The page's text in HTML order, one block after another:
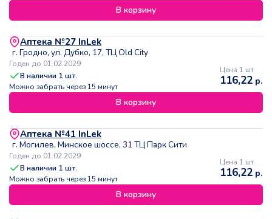
В корзину
Аптека №27 InLek
г. Гродно, ул. Дубко, 17, ТЦ Old City
Годен до 01.02.2029
В наличии 1 шт.
Можно забрать через 15 минут
Цена 1 шт.
116,22 р.
В корзину
Аптека №41 InLek
г. Могилев, Минское шоссе, 31 ТЦ Парк Сити
Годен до 01.02.2029
В наличии 1 шт.
Можно забрать через 15 минут
Цена 1 шт.
116,22 р.
В корзину